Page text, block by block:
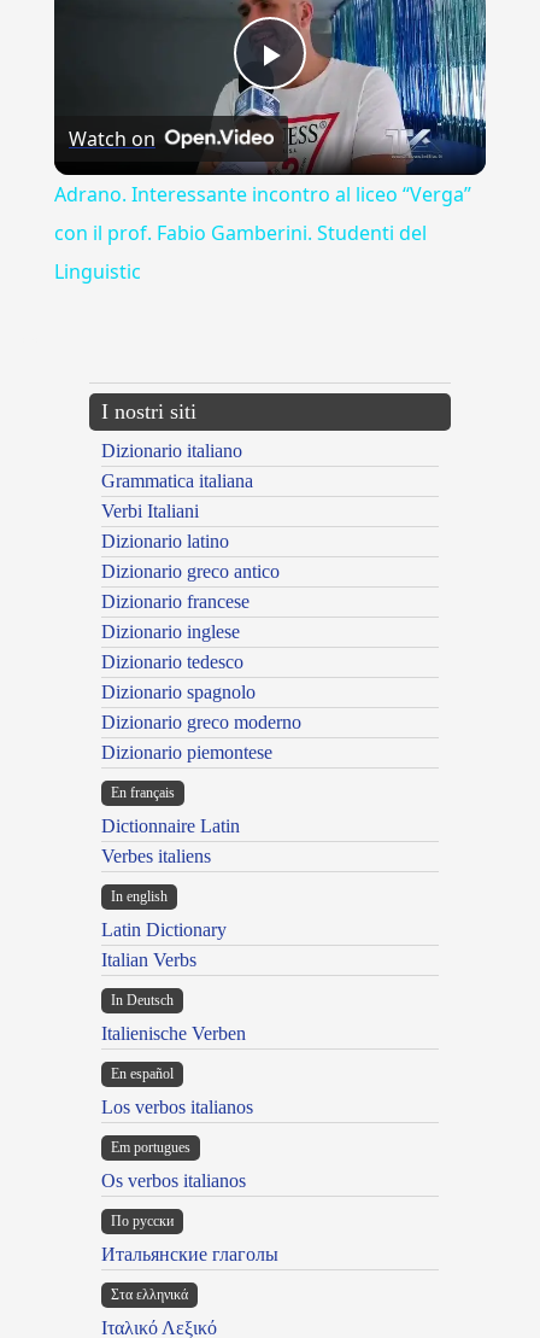
Play
Video
Watch on
Adrano. Interessante incontro al liceo “Verga”
con il prof. Fabio Gamberini. Studenti del
Linguistic
I nostri siti
Dizionario italiano
Grammatica italiana
Verbi Italiani
Dizionario latino
Dizionario greco antico
Dizionario francese
Dizionario inglese
Dizionario tedesco
Dizionario spagnolo
Dizionario greco moderno
Dizionario piemontese
En français
Dictionnaire Latin
Verbes italiens
In english
Latin Dictionary
Italian Verbs
In Deutsch
Italienische Verben
En español
Los verbos italianos
Em portugues
Os verbos italianos
По русски
Итальянские глаголы
Στα ελληνικά
Ιταλικό Λεξικό